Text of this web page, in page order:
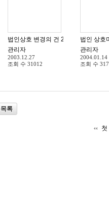
법인상호 변경의 건 2003.12.11
관리자
2003.12.27
조회 수 31012
법인 상호
관리자
2004.01.14
조회 수
목록
첫